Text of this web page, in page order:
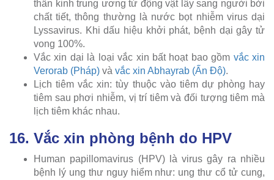
thần kinh trung ương từ động vật lây sang người bởi
chất tiết, thông thường là nước bọt nhiễm virus dại
Lyssavirus. Khi dấu hiệu khởi phát, bệnh dại gây tử
vong 100%.
Vắc xin dại là loại vắc xin bất hoạt bao gồm vắc xin
Verorab (Pháp) và vắc xin Abhayrab (Ấn Độ).
Lịch tiêm vắc xin: tùy thuộc vào tiêm dự phòng hay
tiêm sau phơi nhiễm, vị trí tiêm và đối tượng tiêm mà
lịch tiêm khác nhau.
16. Vắc xin phòng bệnh do HPV
Human papillomavirus (HPV) là virus gây ra nhiều
bệnh lý ung thư nguy hiểm như: ung thư cổ tử cung,